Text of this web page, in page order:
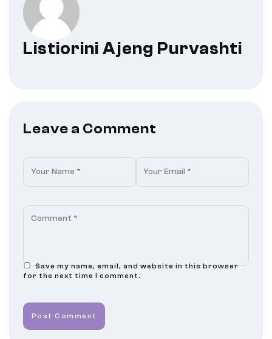
Listiorini Ajeng Purvashti
Leave a Comment
Save my name, email, and website in this browser
for the next time I comment.
Post Comment